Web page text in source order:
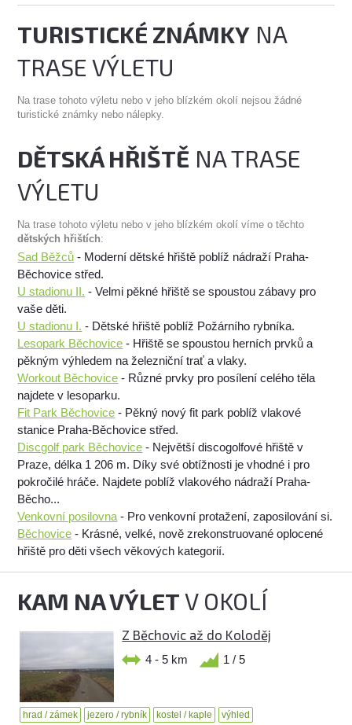
TURISTICKÉ ZNÁMKY NA
TRASE VÝLETU
Na trase tohoto výletu nebo v jeho blízkém okolí nejsou žádné
turistické známky nebo nálepky.
DĚTSKÁ HŘIŠTĚ NA TRASE
VÝLETU
Na trase tohoto výletu nebo v jeho blízkém okolí víme o těchto
dětských hřištích:
Sad Běžců - Moderní dětské hřiště poblíž nádraží Praha-
Běchovice střed.
U stadionu II. - Velmi pěkné hřiště se spoustou zábavy pro
vaše děti.
U stadionu I. - Dětské hřiště poblíž Požárního rybníka.
Lesopark Běchovice - Hřiště se spoustou herních prvků a
pěkným výhledem na železniční trať a vlaky.
Workout Běchovice - Různé prvky pro posílení celého těla
najdete v lesoparku.
Fit Park Běchovice - Pěkný nový fit park poblíž vlakové
stanice Praha-Běchovice střed.
Discgolf park Běchovice - Největší discogolfové hřiště v
Praze, délka 1 206 m. Díky své obtížnosti je vhodné i pro
pokročilé hráče. Najdete poblíž vlakového nádraží Praha-
Běcho...
Venkovní posilovna - Pro venkovní protažení, zaposilování si.
Běchovice - Krásné, velké, nově zrekonstruované oplocené
hřiště pro děti všech věkových kategorií.
KAM NA VÝLETV OKOLÍ
Z Běchovic až do Koloděj
4 - 5 km 1 / 5
hrad / zámek jezero / rybník kostel / kaple výhled